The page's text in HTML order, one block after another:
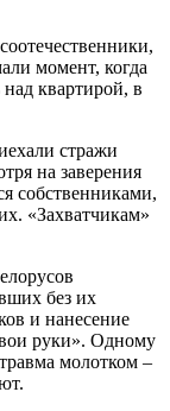
момент, когда
квартирой, в
стражи
на заверения
собственниками,
«Захватчикам»
без их
и нанесение
руки». Одному
молотком –